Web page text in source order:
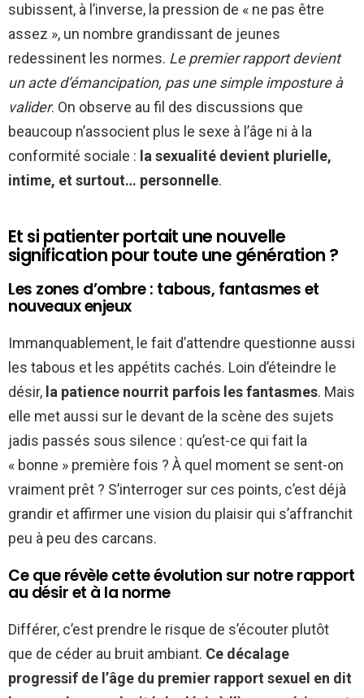
subissent, à l’inverse, la pression de « ne pas être
assez », un nombre grandissant de jeunes
redessinent les normes. Le premier rapport devient
un acte d’émancipation, pas une simple imposture à
valider. On observe au fil des discussions que
beaucoup n’associent plus le sexe à l’âge ni à la
conformité sociale : la sexualité devient plurielle,
intime, et surtout… personnelle.
Et si patienter portait une nouvelle
signification pour toute une génération ?
Les zones d’ombre : tabous, fantasmes et
nouveaux enjeux
Immanquablement, le fait d’attendre questionne aussi
les tabous et les appétits cachés. Loin d’éteindre le
désir, la patience nourrit parfois les fantasmes. Mais
elle met aussi sur le devant de la scène des sujets
jadis passés sous silence : qu’est-ce qui fait la
« bonne » première fois ? À quel moment se sent-on
vraiment prêt ? S’interroger sur ces points, c’est déjà
grandir et affirmer une vision du plaisir qui s’affranchit
peu à peu des carcans.
Ce que révèle cette évolution sur notre rapport
au désir et à la norme
Différer, c’est prendre le risque de s’écouter plutôt
que de céder au bruit ambiant. Ce décalage
progressif de l’âge du premier rapport sexuel en dit